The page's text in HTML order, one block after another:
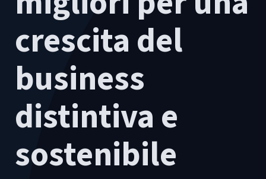
crescita del
business
distintiva e
sostenibile